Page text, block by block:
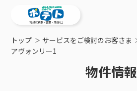
ご検討中の方
トップ サービスをご検討のお客さま
アヴォンリー1
物件情報